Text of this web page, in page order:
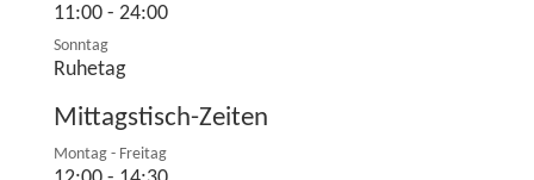
11:00 - 24:00
Sonntag
Ruhetag
Mittagstisch-Zeiten
Montag - Freitag